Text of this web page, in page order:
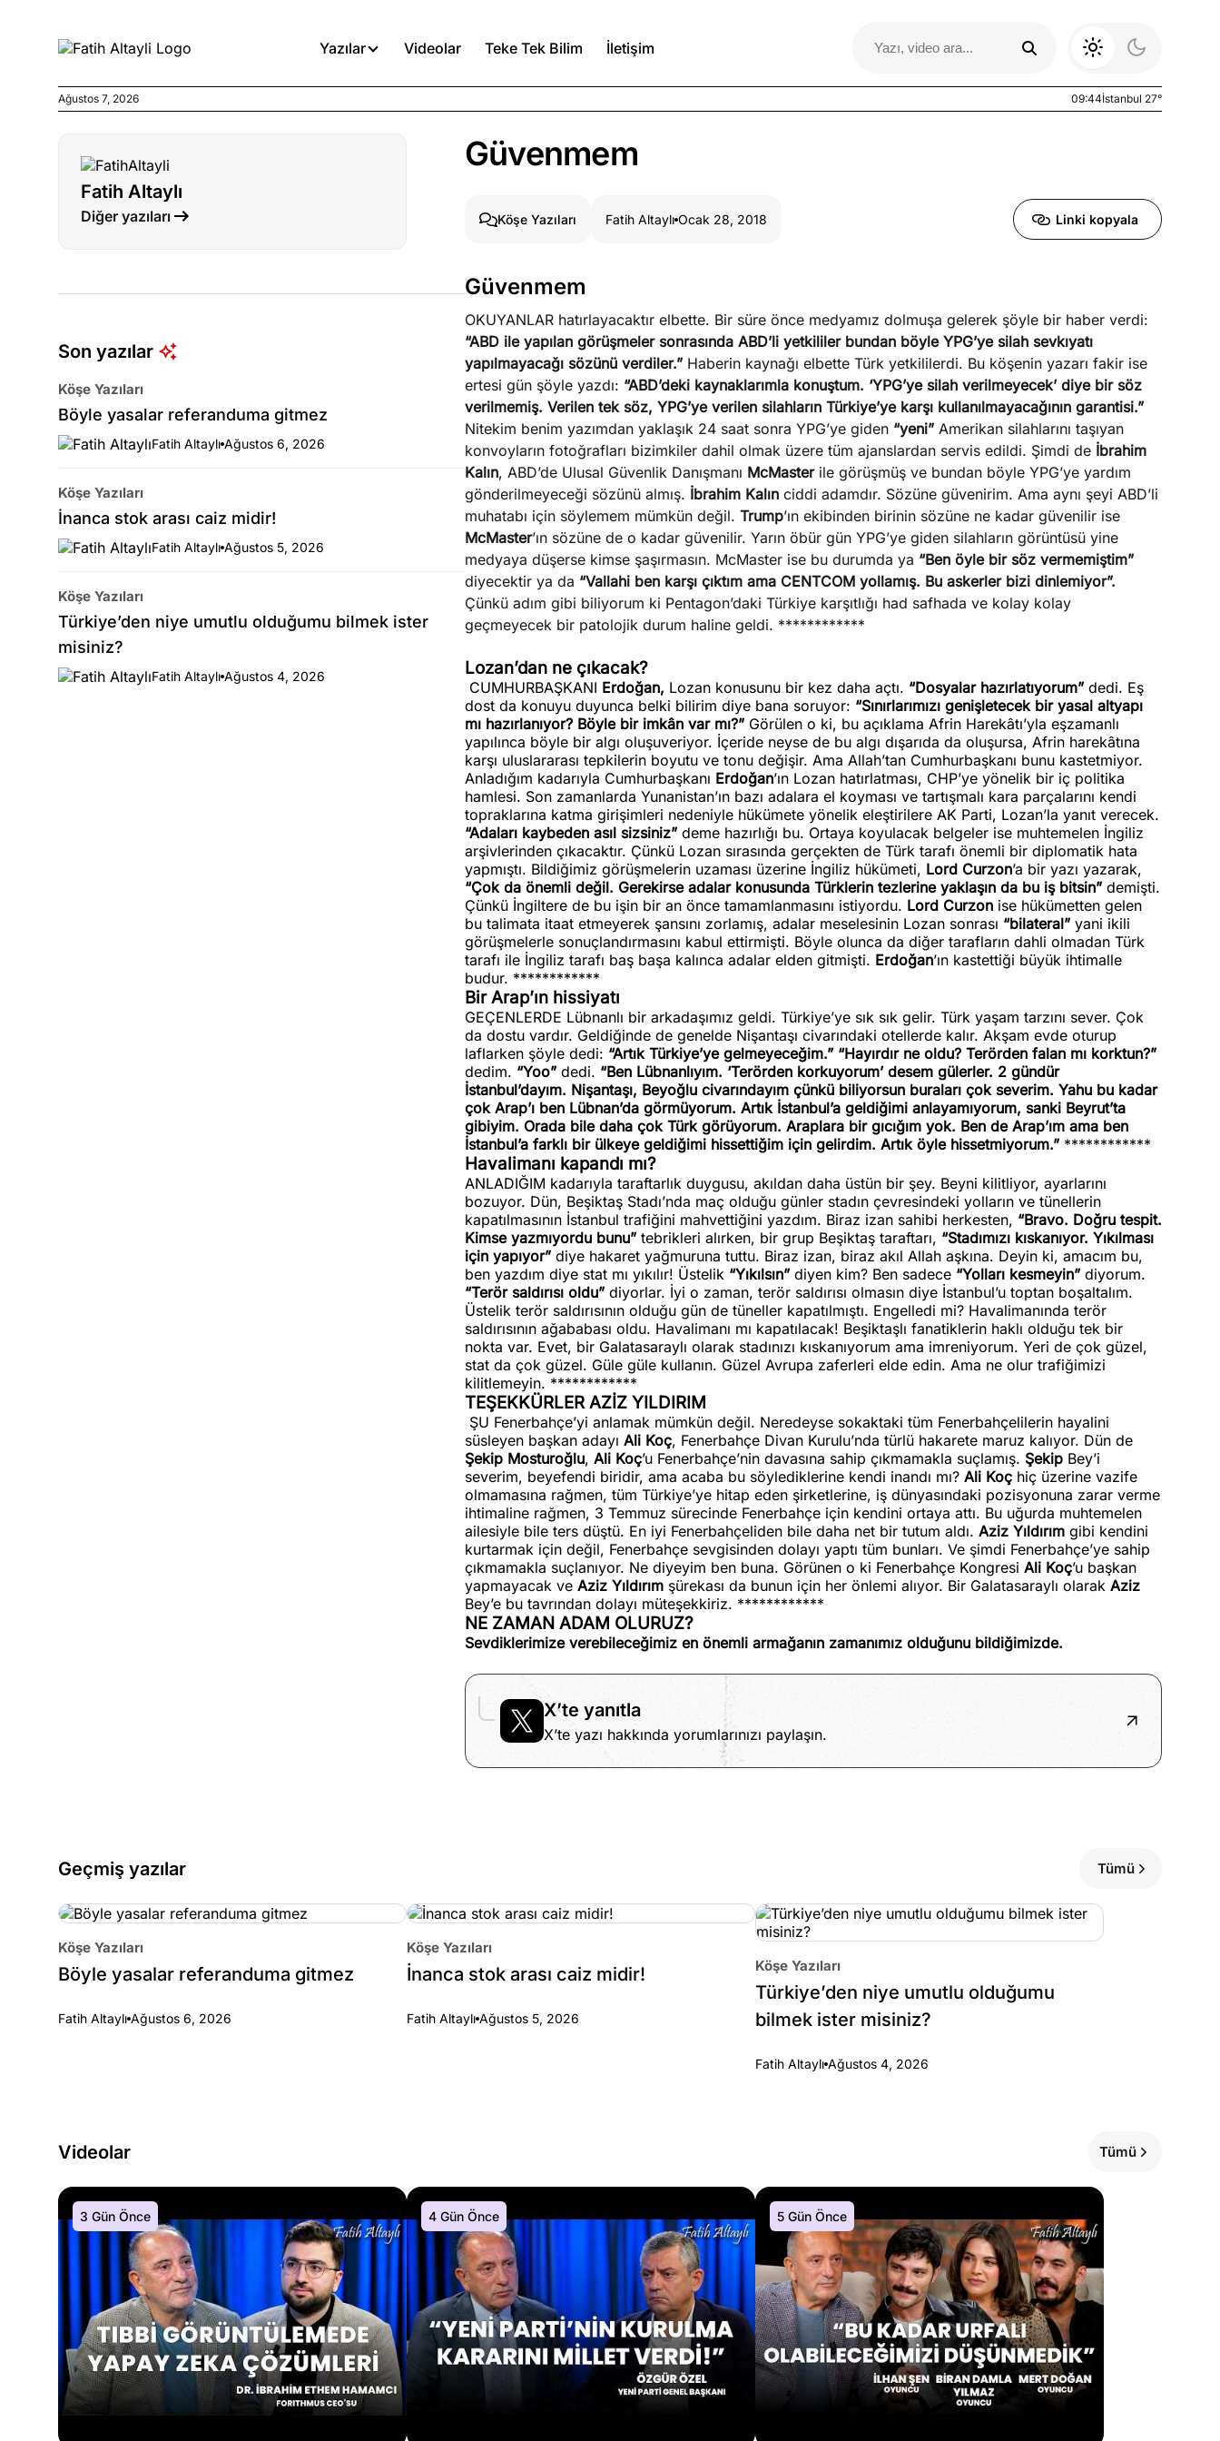
Yazılar Videolar Teke Tek Bilim İletişim
Ağustos 6, 2026
Ağustos 4, 2026
Türkiye’den niye umutlu olduğumu bilmek
Köşe Yazıları Spor Yazıları Otomobil Yazıları
Ağustos 7, 2026 09:44İstanbul 27°
Fatih Altaylı
Diğer yazıları
Son yazılar
Köşe Yazıları
Böyle yasalar referanduma gitmez
Fatih Altaylı Ağustos 6, 2026
Köşe Yazıları
İnanca stok arası caiz midir!
Fatih Altaylı Ağustos 5, 2026
Köşe Yazıları
Türkiye’den niye umutlu olduğumu bilmek ister
misiniz?
Fatih Altaylı Ağustos 4, 2026
Güvenmem
Köşe Yazıları Fatih Altaylı Ocak 28, 2018 Linki kopyala
Güvenmem
OKUYANLAR hatırlayacaktır elbette. Bir süre önce medyamız dolmuşa gelerek şöyle bir haber verdi:
“ABD ile yapılan görüşmeler sonrasında ABD’li yetkililer bundan böyle YPG’ye silah sevkıyatı
yapılmayacağı sözünü verdiler.”Haberin kaynağı elbette Türk yetkililerdi. Bu köşenin yazarı fakir ise
ertesi gün şöyle yazdı: “ABD’deki kaynaklarımla konuştum. ‘YPG’ye silah verilmeyecek’ diye bir söz
verilmemiş. Verilen tek söz, YPG’ye verilen silahların Türkiye’ye karşı kullanılmayacağının garantisi.”
Nitekim benim yazımdan yaklaşık 24 saat sonra YPG’ye giden “yeni”Amerikan silahlarını taşıyan
konvoyların fotoğrafları bizimkiler dahil olmak üzere tüm ajanslardan servis edildi. Şimdi de İbrahim
Kalın, ABD’de Ulusal Güvenlik Danışmanı McMasterile görüşmüş ve bundan böyle YPG’ye yardım
gönderilmeyeceği sözünü almış. İbrahim Kalınciddi adamdır. Sözüne güvenirim. Ama aynı şeyi ABD’li
muhatabı için söylemem mümkün değil. Trump’ın ekibinden birinin sözüne ne kadar güvenilir ise
McMaster’ın sözüne de o kadar güvenilir. Yarın öbür gün YPG’ye giden silahların görüntüsü yine
medyaya düşerse kimse şaşırmasın. McMaster ise bu durumda ya “Ben öyle bir söz vermemiştim”
diyecektir ya da “Vallahi ben karşı çıktım ama CENTCOM yollamış. Bu askerler bizi dinlemiyor”.
Çünkü adım gibi biliyorum ki Pentagon’daki Türkiye karşıtlığı had safhada ve kolay kolay
geçmeyecek bir patolojik durum haline geldi. ************
Lozan’dan ne çıkacak?
CUMHURBAŞKANI Erdoğan, Lozan konusunu bir kez daha açtı. “Dosyalar hazırlatıyorum”dedi. Eş
dost da konuyu duyunca belki bilirim diye bana soruyor: “Sınırlarımızı genişletecek bir yasal altyapı
mı hazırlanıyor? Böyle bir imkân var mı?”Görülen o ki, bu açıklama Afrin Harekâtı’yla eşzamanlı
yapılınca böyle bir algı oluşuveriyor. İçeride neyse de bu algı dışarıda da oluşursa, Afrin harekâtına
karşı uluslararası tepkilerin boyutu ve tonu değişir. Ama Allah’tan Cumhurbaşkanı bunu kastetmiyor.
Anladığım kadarıyla Cumhurbaşkanı Erdoğan’ın Lozan hatırlatması, CHP’ye yönelik bir iç politika
hamlesi. Son zamanlarda Yunanistan’ın bazı adalara el koyması ve tartışmalı kara parçalarını kendi
topraklarına katma girişimleri nedeniyle hükümete yönelik eleştirilere AK Parti, Lozan’la yanıt verecek.
“Adaları kaybeden asıl sizsiniz”deme hazırlığı bu. Ortaya koyulacak belgeler ise muhtemelen İngiliz
arşivlerinden çıkacaktır. Çünkü Lozan sırasında gerçekten de Türk tarafı önemli bir diplomatik hata
yapmıştı. Bildiğimiz görüşmelerin uzaması üzerine İngiliz hükümeti, Lord Curzon’a bir yazı yazarak,
“Çok da önemli değil. Gerekirse adalar konusunda Türklerin tezlerine yaklaşın da bu iş bitsin”demişti.
Çünkü İngiltere de bu işin bir an önce tamamlanmasını istiyordu. Lord Curzonise hükümetten gelen
bu talimata itaat etmeyerek şansını zorlamış, adalar meselesinin Lozan sonrası “bilateral”yani ikili
görüşmelerle sonuçlandırmasını kabul ettirmişti. Böyle olunca da diğer tarafların dahli olmadan Türk
tarafı ile İngiliz tarafı baş başa kalınca adalar elden gitmişti. Erdoğan’ın kastettiği büyük ihtimalle
budur. ************
Bir Arap’ın hissiyatı
GEÇENLERDE Lübnanlı bir arkadaşımız geldi. Türkiye’ye sık sık gelir. Türk yaşam tarzını sever. Çok
da dostu vardır. Geldiğinde de genelde Nişantaşı civarındaki otellerde kalır. Akşam evde oturup
laflarken şöyle dedi: “Artık Türkiye’ye gelmeyeceğim.” “Hayırdır ne oldu? Terörden falan mı korktun?”
dedim. “Yoo”dedi. “Ben Lübnanlıyım. ‘Terörden korkuyorum’ desem gülerler. 2 gündür
İstanbul’dayım. Nişantaşı, Beyoğlu civarındayım çünkü biliyorsun buraları çok severim. Yahu bu kadar
çok Arap’ı ben Lübnan’da görmüyorum. Artık İstanbul’a geldiğimi anlayamıyorum, sanki Beyrut’ta
gibiyim. Orada bile daha çok Türk görüyorum. Araplara bir gıcığım yok. Ben de Arap’ım ama ben
İstanbul’a farklı bir ülkeye geldiğimi hissettiğim için gelirdim. Artık öyle hissetmiyorum.”************
Havalimanı kapandı mı?
ANLADIĞIM kadarıyla taraftarlık duygusu, akıldan daha üstün bir şey. Beyni kilitliyor, ayarlarını
bozuyor. Dün, Beşiktaş Stadı’nda maç olduğu günler stadın çevresindeki yolların ve tünellerin
kapatılmasının İstanbul trafiğini mahvettiğini yazdım. Biraz izan sahibi herkesten, “Bravo. Doğru tespit.
Kimse yazmıyordu bunu”tebrikleri alırken, bir grup Beşiktaş taraftarı, “Stadımızı kıskanıyor. Yıkılması
için yapıyor”diye hakaret yağmuruna tuttu. Biraz izan, biraz akıl Allah aşkına. Deyin ki, amacım bu,
ben yazdım diye stat mı yıkılır! Üstelik “Yıkılsın”diyen kim? Ben sadece“Yolları kesmeyin”diyorum.
“Terör saldırısı oldu”diyorlar. İyi o zaman, terör saldırısı olmasın diye İstanbul’u toptan boşaltalım.
Üstelik terör saldırısının olduğu gün de tüneller kapatılmıştı. Engelledi mi? Havalimanında terör
saldırısının ağababası oldu. Havalimanı mı kapatılacak! Beşiktaşlı fanatiklerin haklı olduğu tek bir
nokta var. Evet, bir Galatasaraylı olarak stadınızı kıskanıyorum ama imreniyorum. Yeri de çok güzel,
stat da çok güzel. Güle güle kullanın. Güzel Avrupa zaferleri elde edin. Ama ne olur trafiğimizi
kilitlemeyin. ************
TEŞEKKÜRLER AZİZ YILDIRIM
ŞU Fenerbahçe’yi anlamak mümkün değil. Neredeyse sokaktaki tüm Fenerbahçelilerin hayalini
süsleyen başkan adayı Ali Koç, Fenerbahçe Divan Kurulu’nda türlü hakarete maruz kalıyor. Dün de
Şekip Mosturoğlu, Ali Koç’u Fenerbahçe’nin davasına sahip çıkmamakla suçlamış. ŞekipBey’i
severim, beyefendi biridir, ama acaba bu söylediklerine kendi inandı mı? Ali Koçhiç üzerine vazife
olmamasına rağmen, tüm Türkiye’ye hitap eden şirketlerine, iş dünyasındaki pozisyonuna zarar verme
ihtimaline rağmen, 3 Temmuz sürecinde Fenerbahçe için kendini ortaya attı. Bu uğurda muhtemelen
ailesiyle bile ters düştü. En iyi Fenerbahçeliden bile daha net bir tutum aldı. Aziz Yıldırımgibi kendini
kurtarmak için değil, Fenerbahçe sevgisinden dolayı yaptı tüm bunları. Ve şimdi Fenerbahçe’ye sahip
çıkmamakla suçlanıyor. Ne diyeyim ben buna. Görünen o ki Fenerbahçe Kongresi Ali Koç’u başkan
yapmayacak ve Aziz Yıldırımşürekası da bunun için her önlemi alıyor. Bir Galatasaraylı olarak Aziz
Bey’e bu tavrından dolayı müteşekkiriz. ************
NE ZAMAN ADAM OLURUZ?
Sevdiklerimize verebileceğimiz en önemli armağanın zamanımız olduğunu bildiğimizde.
X’te yanıtla
X’te yazı hakkında yorumlarınızı paylaşın.
Geçmiş yazılar Tümü
Köşe Yazıları
Böyle yasalar referanduma gitmez
Fatih Altaylı Ağustos 6, 2026
Köşe Yazıları
İnanca stok arası caiz midir!
Fatih Altaylı Ağustos 5, 2026
Köşe Yazıları
Türkiye’den niye umutlu olduğumu
bilmek ister misiniz?
Fatih Altaylı Ağustos 4, 2026
Videolar Tümü
3 Gün Önce 4 Gün Önce 5 Gün Önce